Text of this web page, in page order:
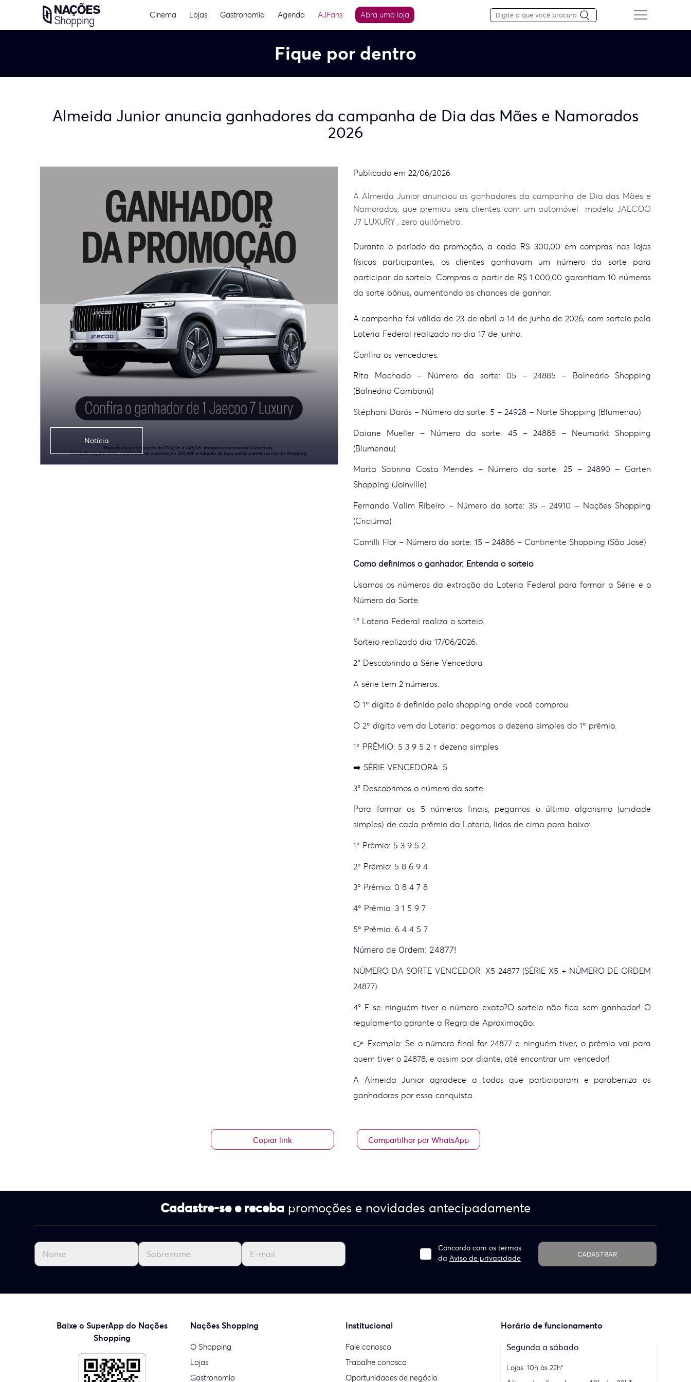
Cinema Lojas Gastronomia Agenda AJFans Abra uma loja
Fique por dentro
Almeida Junior anuncia ganhadores da campanha de Dia das Mães e Namorados
2026
Notícia
Publicado em 22/06/2026
A Almeida Junior anunciou os ganhadores da campanha de Dia das Mães e
Namorados, que premiou seis clientes com um automóvel modelo JAECOO
J7 LUXURY , zero quilômetro.
Durante o período da promoção, a cada R$ 300,00 em compras nas lojas
físicas participantes, os clientes ganhavam um número da sorte para
participar do sorteio. Compras a partir de R$ 1.000,00 garantiam 10 números
da sorte bônus, aumentando as chances de ganhar.
A campanha foi válida de 23 de abril a 14 de junho de 2026, com sorteio pela
Loteria Federal realizado no dia 17 de junho.
Confira os vencedores:
Rita Machado – Número da sorte: 05 – 24885 – Balneário Shopping
(Balneário Camboriú)
Stéphani Darós – Número da sorte: 5 – 24928 – Norte Shopping (Blumenau)
Daiane Mueller – Número da sorte: 45 – 24888 – Neumarkt Shopping
(Blumenau)
Marta Sabrina Costa Mendes – Número da sorte: 25 – 24890 – Garten
Shopping (Joinville)
Fernando Valim Ribeiro – Número da sorte: 35 – 24910 – Nações Shopping
(Criciúma)
Camilli Flor – Número da sorte: 15 – 24886 – Continente Shopping (São José)
Como definimos o ganhador: Entenda o sorteio
Usamos os números da extração da Loteria Federal para formar a Série e o
Número da Sorte.
1° Loteria Federal realiza o sorteio
Sorteio realizado dia 17/06/2026.
2° Descobrindo a Série Vencedora
A série tem 2 números.
O 1º dígito é definido pelo shopping onde você comprou.
O 2º dígito vem da Loteria: pegamos a dezena simples do 1º prêmio.
1º PRÊMIO: 5 3 9 5 2 ↑ dezena simples
➡️ SÉRIE VENCEDORA: 5
3° Descobrimos o número da sorte
Para formar os 5 números finais, pegamos o último algarismo (unidade
simples) de cada prêmio da Loteria, lidos de cima para baixo:
1º Prêmio: 5 3 9 5 2
2º Prêmio: 5 8 6 9 4
3º Prêmio: 0 8 4 7 8
4º Prêmio: 3 1 5 9 7
5º Prêmio: 6 4 4 5 7
Número de Ordem: 24877!
NÚMERO DA SORTE VENCEDOR: X5 24877 (SÉRIE X5 + NÚMERO DE ORDEM
24877)
4° E se ninguém tiver o número exato?O sorteio não fica sem ganhador! O
regulamento garante a Regra de Aproximação.
👉 Exemplo: Se o número final for 24877 e ninguém tiver, o prêmio vai para
quem tiver o 24878, e assim por diante, até encontrar um vencedor!
A Almeida Junior agradece a todos que participaram e parabeniza os
ganhadores por essa conquista.
Copiar link Compartilhar por WhatsApp
Cadastre-se e receba promoções e novidades antecipadamente
Concordo com os termos
da Aviso de privacidade CADASTRAR
Baixe o SuperApp do Nações
Shopping
Nações Shopping
O Shopping
Lojas
Gastronomia
Institucional
Fale conosco
Trabalhe conosco
Oportunidades de negócio
Horário de funcionamento
Segunda a sábado
Lojas: 10h às 22h*